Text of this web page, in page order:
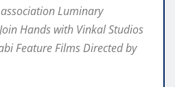
Luminary
Hands with Vinkal Studios
Feature Films Directed by